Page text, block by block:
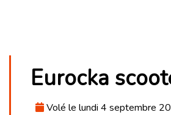
Eurocka
Volé le lundi 4 septembre